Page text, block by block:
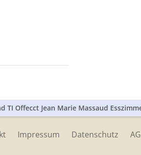
TI Offecct Jean Marie Massaud
Impressum Datenschutz